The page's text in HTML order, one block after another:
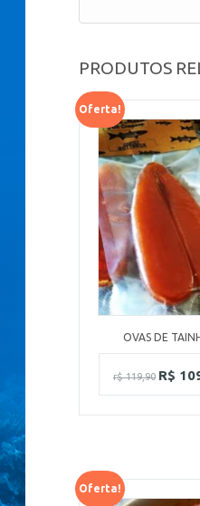
PRODUTOS
Oferta!
OVAS DE
r$119,90 R$
Oferta!